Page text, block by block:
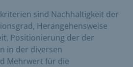
sind Nachhaltigkeit der
Herangehensweise
Positionierung der der
in der diversen
Mehrwert für die